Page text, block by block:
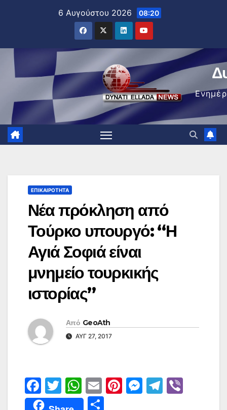
6 Αυγούστου 2026 08:20
ΕΠΙΚΑΙΡΌΤΗΤΑ
Νέα πρόκληση από
Τούρκο υπουργό: “Η
Αγιά Σοφιά είναι
μνημείο τουρκικής
ιστορίας”
Από GeoAth
ΑΥΓ 27, 2017
F
a
T
w
W
h
E
m
Pi M T